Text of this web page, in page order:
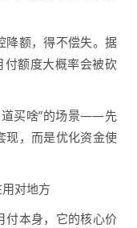
降额，得不偿失。据
额度大概率会被砍
道买啥”的场景——先
现，而是优化资金使
对地方
付本身，它的核心价